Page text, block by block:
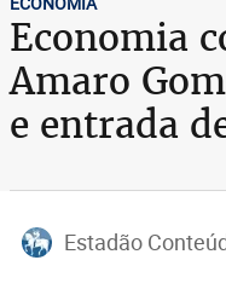
Economia
Amaro
e entrada
Estadão